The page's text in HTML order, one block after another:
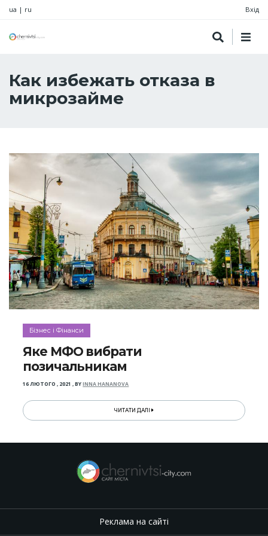
ua | ru Вхід
Как избежать отказа в
микрозайме
Бізнес і Фінанси
Яке МФО вибрати
позичальникам
16 ЛЮТОГО , 2021 ,BYINNA HANANOVA
ЧИТАТИ ДАЛІ
Реклама на сайті